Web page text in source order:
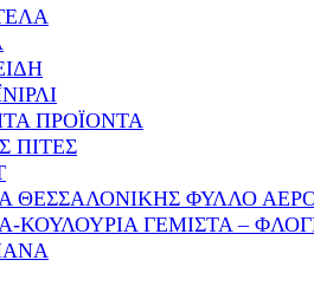
ΠΡΟΪΟΝΤΑ
ΠΙΤΕΣ
ΘΕΣΣΑΛΟΝΙΚΗΣ ΦΥΛΛΟ
ΚΟΥΛΟΥΡΙΑ ΓΕΜΙΣΤΑ –